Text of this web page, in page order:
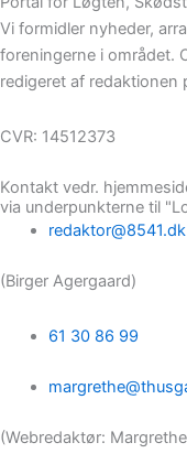
Vi formidler nyheder,
foreningerne i området.
redigeret af redaktionen
CVR: 14512373
Kontakt vedr.
via underpunkterne til
redaktor@8541.dk
(Birger Agergaard)
61 30 86 99
(Webredaktør: